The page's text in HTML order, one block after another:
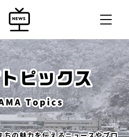
ちの魅力を伝えるニュースやブロ